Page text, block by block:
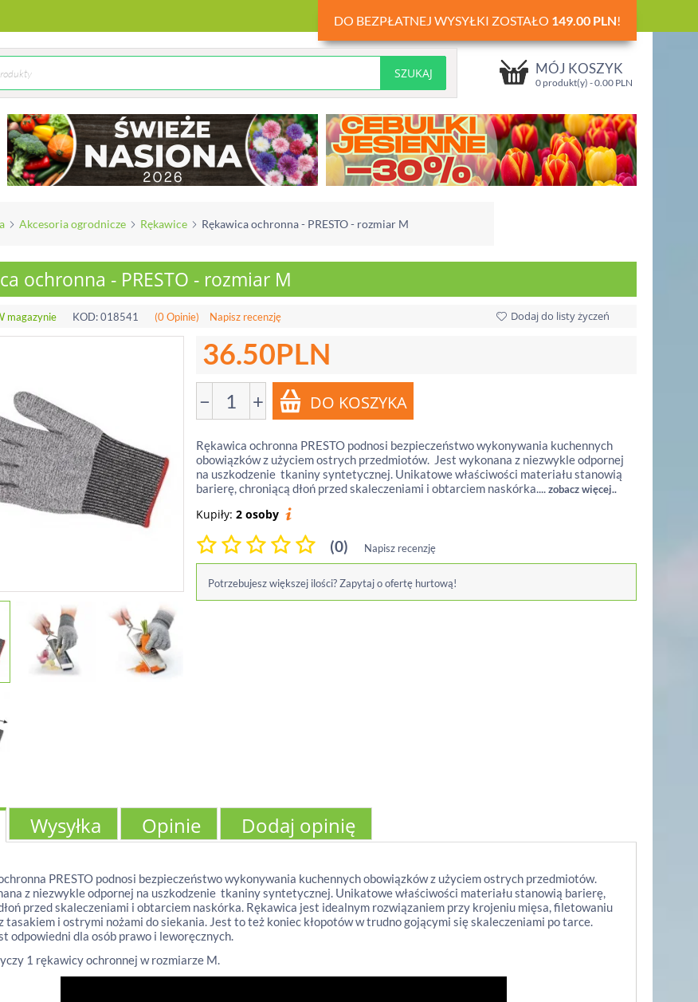
DO BEZPŁATNEJ WYSYŁKI ZOSTAŁO 149.00 PLN!
MÓJ KOSZYK
0 produkt(y) -0.00 PLN
Akcesoria ogrodnicze Rękawice Rękawica ochronna - PRESTO - rozmiar M
ochronna - PRESTO - rozmiar M
magazynie KOD:018541 (0 Opinie) Napisz recenzję Dodaj do listy życzeń
36.50PLN
− +
Rękawica ochronna PRESTO podnosi bezpieczeństwo wykonywania kuchennych
obowiązków z użyciem ostrych przedmiotów. Jest wykonana z niezwykle odpornej
na uszkodzenie tkaniny syntetycznej. Unikatowe właściwości materiału stanowią
barierę, chroniącą dłoń przed skaleczeniami i obtarciem naskórka....zobacz więcej..
Kupiły: 2 osoby
(0) Napisz recenzję
Potrzebujesz większej ilości? Zapytaj o ofertę hurtową!
Wysyłka Opinie Dodaj opinię
PRESTO podnosi bezpieczeństwo wykonywania kuchennych obowiązków z użyciem ostrych przedmiotów.
z niezwykle odpornej na uszkodzenie tkaniny syntetycznej. Unikatowe właściwości materiału stanowią barierę,
przed skaleczeniami i obtarciem naskórka. Rękawica jest idealnym rozwiązaniem przy krojeniu mięsa, filetowaniu
tasakiem i ostrymi nożami do siekania. Jest to też koniec kłopotów w trudno gojącymi się skaleczeniami po tarce.
odpowiedni dla osób prawo i leworęcznych.
1 rękawicy ochronnej w rozmiarze M.